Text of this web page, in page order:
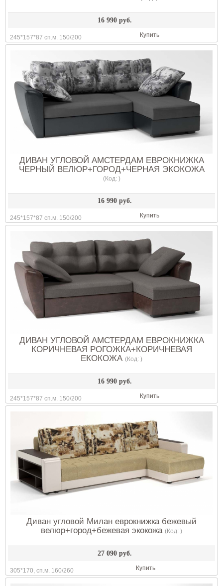
16 990 руб.
245*157*87 сп.м. 150/200 Купить
ДИВАН УГЛОВОЙ АМСТЕРДАМ ЕВРОКНИЖКА
ЧЕРНЫЙ ВЕЛЮР+ГОРОД+ЧЕРНАЯ ЭКОКОЖА
(Код: )
16 990 руб.
245*157*87 сп.м. 150/200 Купить
ДИВАН УГЛОВОЙ АМСТЕРДАМ ЕВРОКНИЖКА
КОРИЧНЕВАЯ РОГОЖКА+КОРИЧНЕВАЯ
ЕКОКОЖА (Код: )
16 990 руб.
245*157*87 сп.м. 150/200 Купить
Диван угловой Милан еврокнижка бежевый
велюр+город+бежевая экокожа (Код: )
27 090 руб.
305*170, сп.м. 160/260 Купить